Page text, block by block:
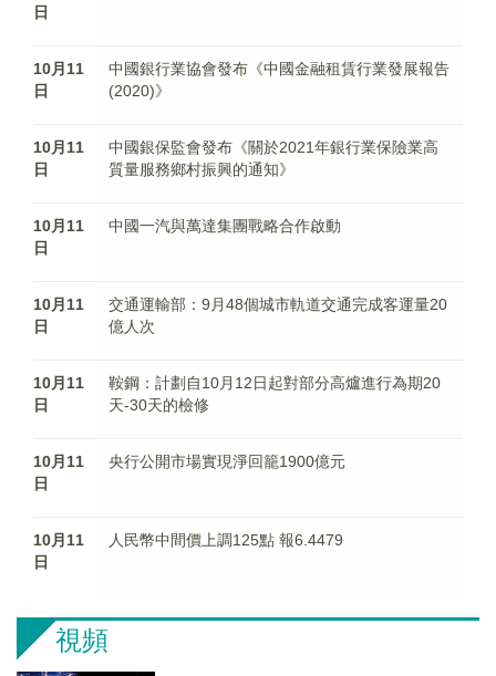
日
10月11
日
中國銀行業協會發布《中國金融租賃行業發展報告
(2020)》
10月11
日
中國銀保監會發布《關於2021年銀行業保險業高
質量服務鄉村振興的通知》
10月11
日
中國一汽與萬達集團戰略合作啟動
10月11
日
交通運輸部：9月48個城市軌道交通完成客運量20
億人次
10月11
日
鞍鋼：計劃自10月12日起對部分高爐進行為期20
天-30天的檢修
10月11
日
央行公開市場實現淨回籠1900億元
10月11
日
人民幣中間價上調125點 報6.4479
視頻